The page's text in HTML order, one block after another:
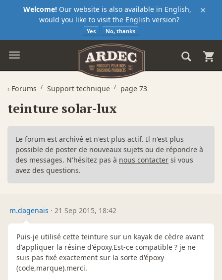
×
Welcome! Our website is also available in English,
would you like to visit the English version?
Yes No, thanks
‹ Forums Support technique page 73
teinture solar-lux
Le forum est archivé et n'est plus actif. Il n'est plus
possible de poster de nouveaux sujets ou de répondre à
des messages. N'hésitez pas à nous contacter si vous
avez des questions.
m.dagenais · 21 Sep 2015, 18:42
Puis-je utilisé cette teinture sur un kayak de cèdre avant
d'appliquer la résine d'époxy.Est-ce compatible ? je ne
suis pas fixé exactement sur la sorte d'époxy
(code,marque).merci.